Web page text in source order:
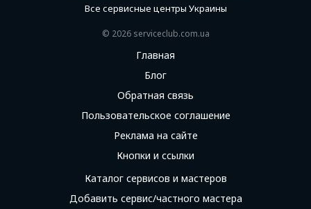
Все сервисные центры Украины
© 2026 serviceсlub.com.ua
Главная
Блог
Обратная связь
Пользовательское соглашение
Реклама на сайте
Кнопки и ссылки
Каталог сервисов и мастеров
Добавить сервис/частного мастера